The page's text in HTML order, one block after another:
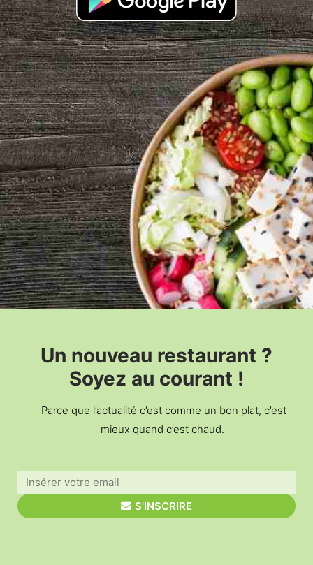
Un nouveau restaurant ?
Soyez au courant !
Parce que l’actualité c’est comme un bon plat, c’est
mieux quand c’est chaud.
S'INSCRIRE